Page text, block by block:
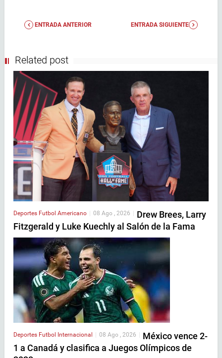
ENTRADA ANTERIOR ENTRADA SIGUIENTE
Related post
Deportes Futbol Americano | 08 Ago , 2026 | Drew Brees, Larry
Fitzgerald y Luke Kuechly al Salón de la Fama
Deportes Futbol Internacional 08 Ago , 2026
México vence 2-
1 a Canadá y clasifica a Juegos Olímpicos de